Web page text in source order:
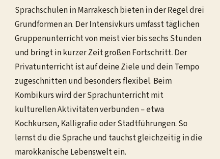
Sprachschulen in Marrakesch bieten in der Regel drei
Grundformen an. Der Intensivkurs umfasst täglichen
Gruppenunterricht von meist vier bis sechs Stunden
und bringt in kurzer Zeit großen Fortschritt. Der
Privatunterricht ist auf deine Ziele und dein Tempo
zugeschnitten und besonders flexibel. Beim
Kombikurs wird der Sprachunterricht mit
kulturellen Aktivitäten verbunden – etwa
Kochkursen, Kalligrafie oder Stadtführungen. So
lernst du die Sprache und tauchst gleichzeitig in die
marokkanische Lebenswelt ein.